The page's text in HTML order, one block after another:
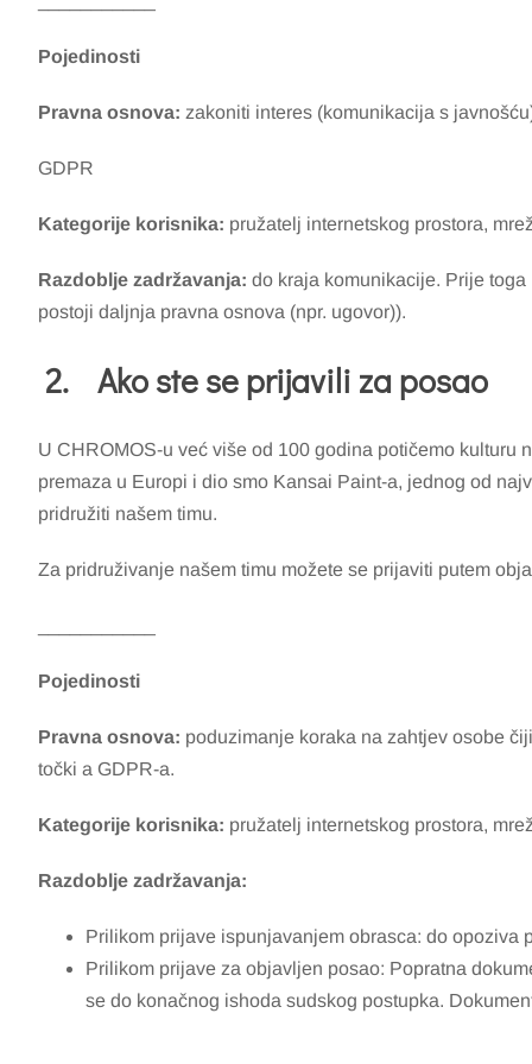
Pojedinosti
Pravna osnova: zakoniti interes (komunikacija s
GDPR
Kategorije korisnika: pružatelj internetskog prostora,
Razdoblje zadržavanja: do kraja komunikacije. Prije
postoji daljnja pravna osnova (npr. ugovor)).
2. Ako ste se prijavili za posao
U CHROMOS-u već više od 100 godina potičemo
premaza u Europi i dio smo Kansai Paint-a, jednog od
pridružiti našem timu.
Za pridruživanje našem timu možete se prijaviti putem
Pojedinosti
Pravna osnova: poduzimanje koraka na zahtjev osobe
točki a GDPR-a.
Kategorije korisnika: pružatelj internetskog prostora,
Razdoblje zadržavanja:
Prilikom prijave ispunjavanjem obrasca: do opoziva
Prilikom prijave za objavljen posao: Popratna
se do konačnog ishoda sudskog postupka.